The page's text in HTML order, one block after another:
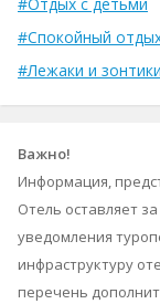
#Спокойный
#Лежаки и
Важно!
Информация,
Отель оставляет
уведомления
инфраструктуру
перечень